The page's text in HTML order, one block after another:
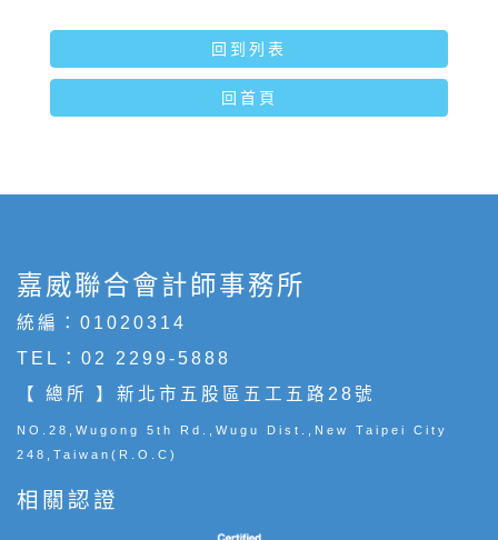
回到列表
回首頁
嘉威聯合會計師事務所
統編：01020314
TEL： 02 2299-5888
【 總所 】新北市五股區五工五路28號
NO.28,Wugong 5th Rd.,Wugu Dist.,New Taipei City
248,Taiwan(R.O.C)
相關認證